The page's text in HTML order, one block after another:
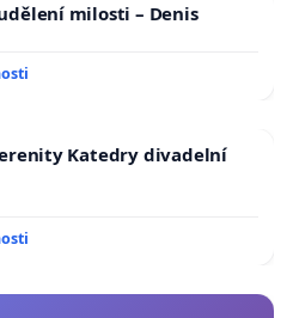
milosti – Denis
Katedry divadelní